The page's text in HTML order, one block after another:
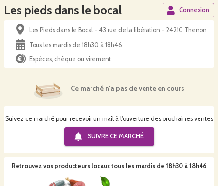
Les pieds dans le bocal Connexion
Les Pieds dans le Bocal - 43 rue de la libération - 24210 Thenon
Tous les mardis de 18h30 à 18h46
Espèces, chèque ou virement
Ce marché n'a pas de vente en cours
Suivez ce marché pour recevoir un mail à l'ouverture des prochaines ventes
SUIVRE CE MARCHÉ
Retrouvez vos producteurs locaux tous les mardis de 18h30 à 18h46